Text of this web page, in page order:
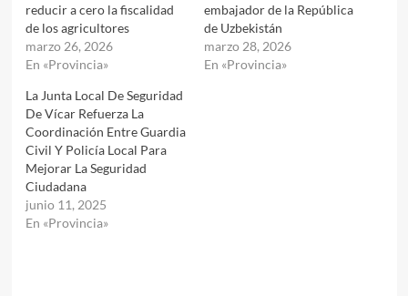
reducir a cero la fiscalidad
de los agricultores
marzo 26, 2026
En «Provincia»
embajador de la República
de Uzbekistán
marzo 28, 2026
En «Provincia»
La Junta Local De Seguridad
De Vícar Refuerza La
Coordinación Entre Guardia
Civil Y Policía Local Para
Mejorar La Seguridad
Ciudadana
junio 11, 2025
En «Provincia»